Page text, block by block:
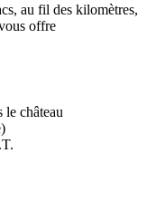
au fil des kilomètres,
offre
le château